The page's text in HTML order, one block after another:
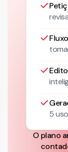
5
O plano